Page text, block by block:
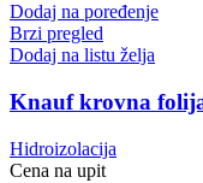
Dodaj na poređenje
Brzi pregled
Dodaj na listu želja
Knauf krovna
Hidroizolacija
Cena na upit